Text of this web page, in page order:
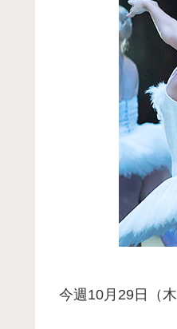
今週10月29日（